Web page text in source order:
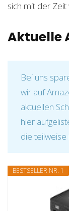
sich mit der
Aktuelle
Bei uns
wir auf
aktuellen
hier
die teilweise
BESTSELLER NR. 1